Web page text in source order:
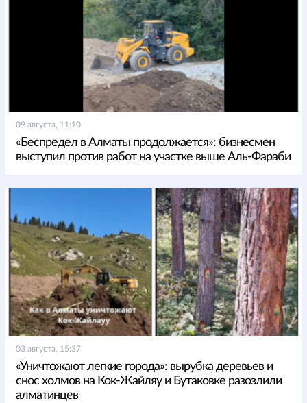
09 августа, 11:10
«Беспредел в Алматы продолжается»: бизнесмен
выступил против работ на участке выше Аль-Фараби
03 августа, 15:37
«Уничтожают легкие города»: вырубка деревьев и
снос холмов на Кок-Жайляу и Бутаковке разозлили
алматинцев